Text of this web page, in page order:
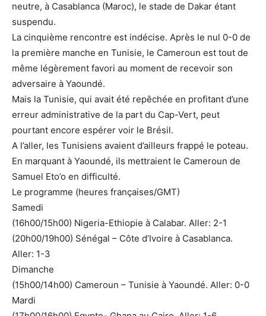
neutre, à Casablanca (Maroc), le stade de Dakar étant
suspendu.
La cinquième rencontre est indécise. Après le nul 0-0 de
la première manche en Tunisie, le Cameroun est tout de
même légèrement favori au moment de recevoir son
adversaire à Yaoundé.
Mais la Tunisie, qui avait été repêchée en profitant d’une
erreur administrative de la part du Cap-Vert, peut
pourtant encore espérer voir le Brésil.
A l’aller, les Tunisiens avaient d’ailleurs frappé le poteau.
En marquant à Yaoundé, ils mettraient le Cameroun de
Samuel Eto’o en difficulté.
Le programme (heures françaises/GMT)
Samedi
(16h00/15h00) Nigeria-Ethiopie à Calabar. Aller: 2-1
(20h00/19h00) Sénégal – Côte d’Ivoire à Casablanca.
Aller: 1-3
Dimanche
(15h00/14h00) Cameroun – Tunisie à Yaoundé. Aller: 0-0
Mardi